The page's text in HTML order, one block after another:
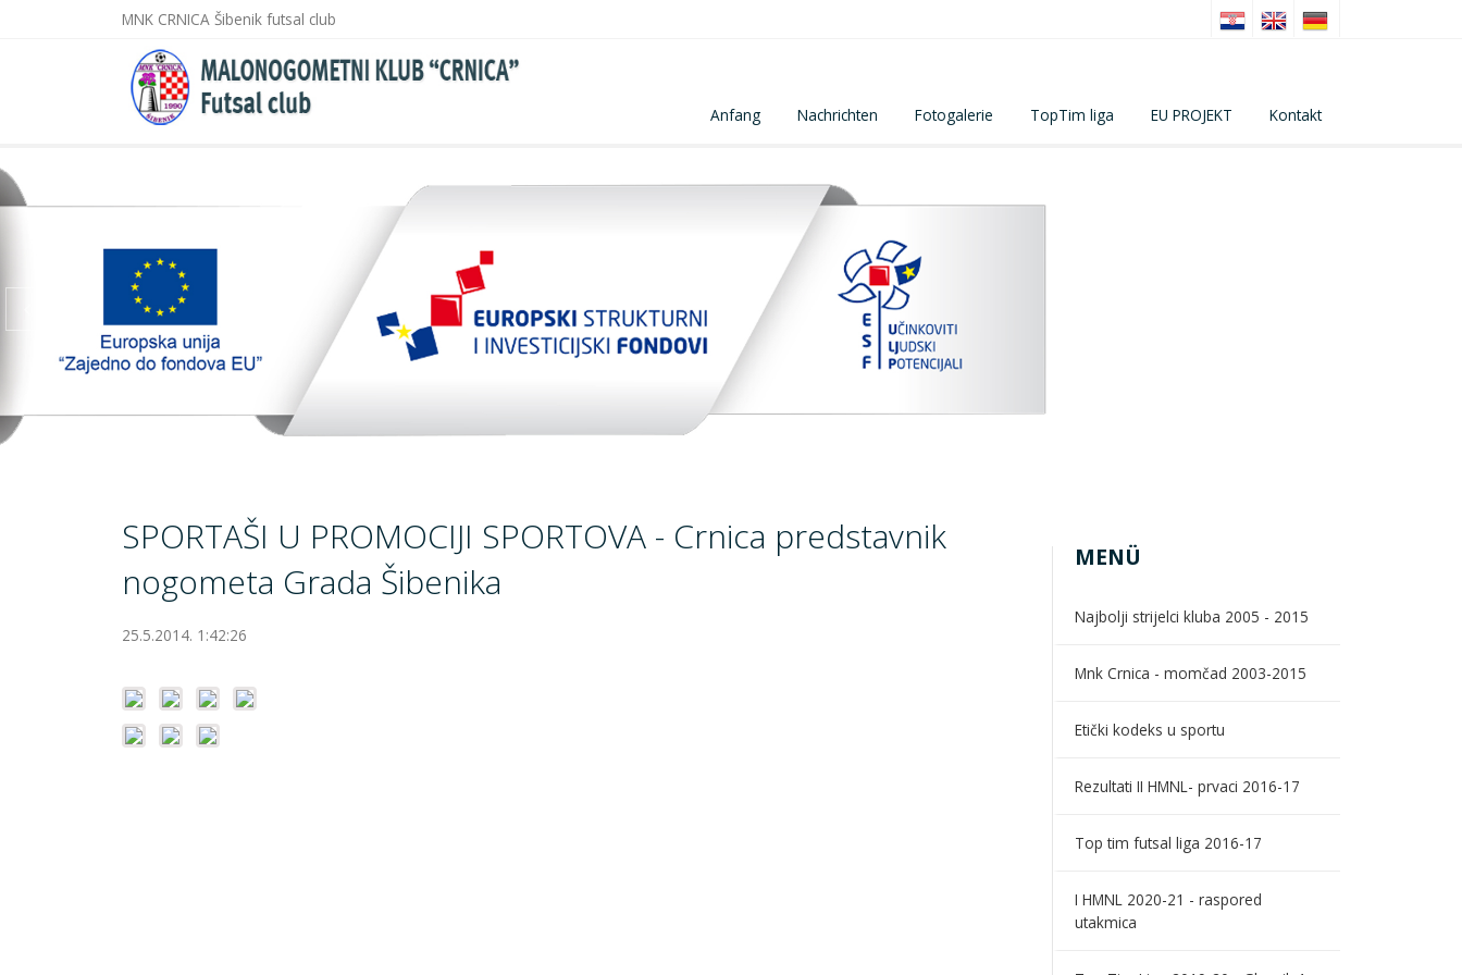
MNK CRNICA Šibenik futsal club
Anfang Nachrichten Fotogalerie TopTim liga EU PROJEKT Kontakt
SPORTAŠI U PROMOCIJI SPORTOVA - Crnica predstavnik
nogometa Grada Šibenika
25.5.2014. 1:42:26
MENÜ
Najbolji strijelci kluba 2005 - 2015
Mnk Crnica - momčad 2003-2015
Etički kodeks u sportu
Rezultati II HMNL- prvaci 2016-17
Top tim futsal liga 2016-17
I HMNL 2020-21 - raspored
utakmica